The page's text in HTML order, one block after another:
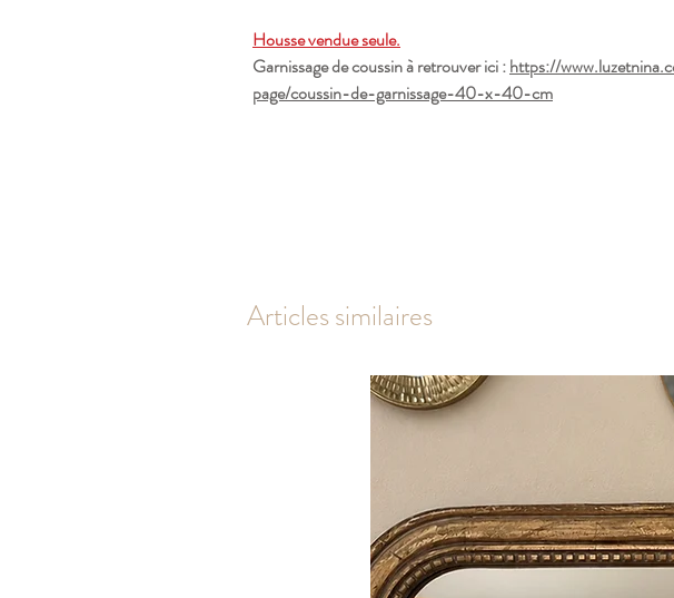
Housse vendue seule.
Garnissage de coussin à retrouver ici :https://
page/coussin-de-garnissage-40-x-40-cm
Articles similaires